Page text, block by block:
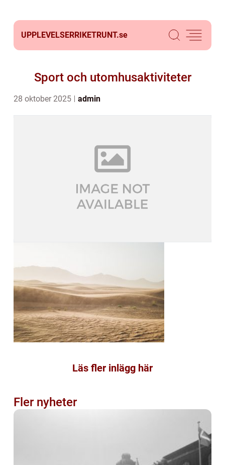
UPPLEVELSERRIKETRUNT.se
Sport och utomhusaktiviteter
28 oktober 2025 admin
Läs fler inlägg här
Fler nyheter